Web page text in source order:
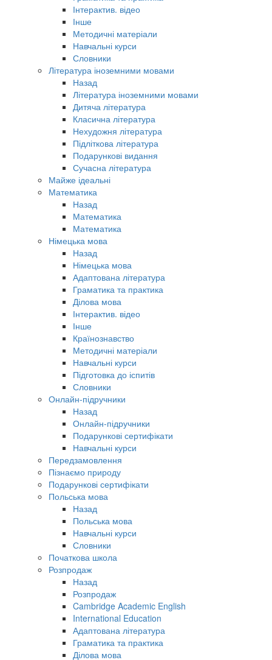
Інтерактив. відео
Інше
Методичні матеріали
Навчальні курси
Словники
Література іноземними мовами
Назад
Література іноземними мовами
Дитяча література
Класична література
Нехудожня література
Підліткова література
Подарункові видання
Сучасна література
Майже ідеальні
Математика
Назад
Математика
Математика
Німецька мова
Назад
Німецька мова
Адаптована література
Граматика та практика
Ділова мова
Інтерактив. відео
Інше
Країнознавство
Методичні матеріали
Навчальні курси
Підготовка до іспитів
Словники
Онлайн-підручники
Назад
Онлайн-підручники
Подарункові сертифікати
Навчальні курси
Передзамовлення
Пізнаємо природу
Подарункові сертифікати
Польська мова
Назад
Польська мова
Навчальні курси
Словники
Початкова школа
Розпродаж
Назад
Розпродаж
Cambridge Academic English
International Education
Адаптована література
Граматика та практика
Ділова мова